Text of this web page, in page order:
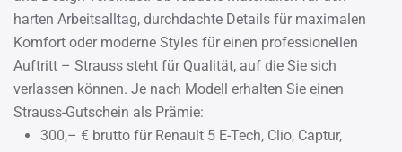
harten Arbeitsalltag, durchdachte Details für maximalen
Komfort oder moderne Styles für einen professionellen
Auftritt – Strauss steht für Qualität, auf die Sie sich
verlassen können. Je nach Modell erhalten Sie einen
Strauss-Gutschein als Prämie:
300,– € brutto für Renault 5 E-Tech, Clio, Captur,